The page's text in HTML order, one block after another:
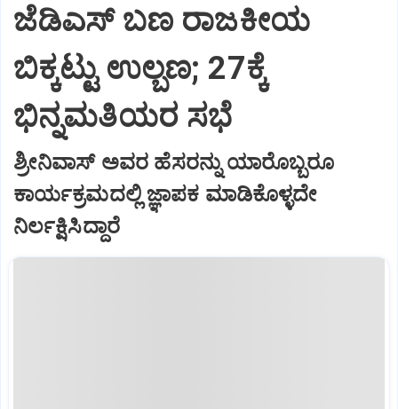
ಜೆಡಿಎಸ್‌ ಬಣ ರಾಜಕೀಯ
ಬಿಕ್ಕಟ್ಟು ಉಲ್ಬಣ; 27ಕ್ಕೆ
ಭಿನ್ನಮತಿಯರ ಸಭೆ
ಶ್ರೀನಿವಾಸ್‌ ಅವರ ಹೆಸರನ್ನು ಯಾರೊಬ್ಬರೂ
ಕಾರ್ಯಕ್ರಮದಲ್ಲಿ ಜ್ಞಾಪಕ ಮಾಡಿಕೊಳ್ಳದೇ
ನಿರ್ಲಕ್ಷಿಸಿದ್ದಾರೆ